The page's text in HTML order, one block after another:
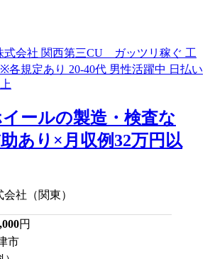
イールの製造・検査な
あり×月収例32万円以
社（関東）
円
市